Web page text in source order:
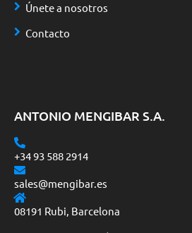
ANTONIO MENGIBAR S.A.
+34 93 588 2914
sales@mengibar.es
08191 Rubi, Barcelona
Únete a nosotros
Contacto